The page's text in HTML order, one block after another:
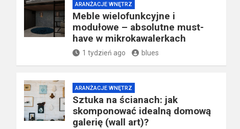
ARANŻACJE WNĘTRZ
Meble wielofunkcyjne i
modułowe – absolutne must-
have w mikrokawalerkach
1 tydzień ago blues
ARANŻACJE WNĘTRZ
Sztuka na ścianach: jak
skomponować idealną domową
galerię (wall art)?